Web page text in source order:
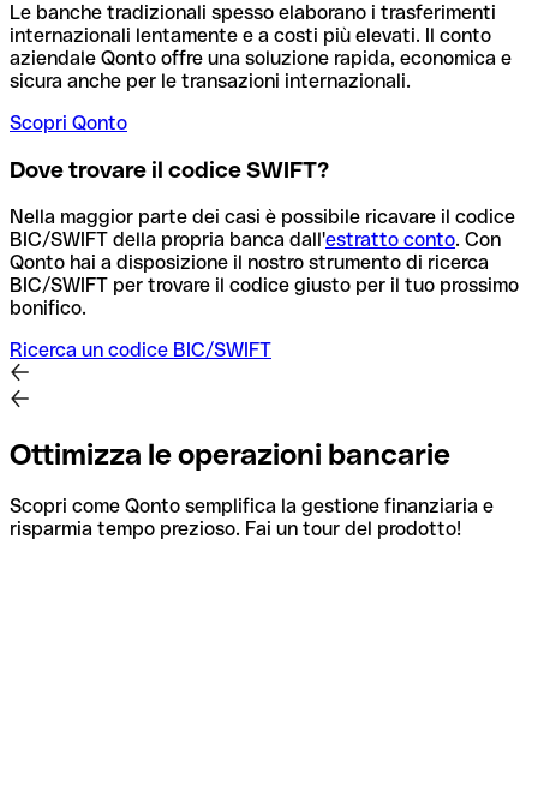
Le banche tradizionali spesso elaborano i trasferimenti
internazionali lentamente e a costi più elevati. Il conto
aziendale Qonto offre una soluzione rapida, economica e
sicura anche per le transazioni internazionali.
Scopri Qonto
Dove trovare il codice SWIFT?
Nella maggior parte dei casi è possibile ricavare il codice
BIC/SWIFT della propria banca dall'estratto conto. Con
Qonto hai a disposizione il nostro strumento di ricerca
BIC/SWIFT per trovare il codice giusto per il tuo prossimo
bonifico.
Ricerca un codice BIC/SWIFT
Ottimizza le operazioni bancarie
Scopri come Qonto semplifica la gestione finanziaria e
risparmia tempo prezioso. Fai un tour del prodotto!